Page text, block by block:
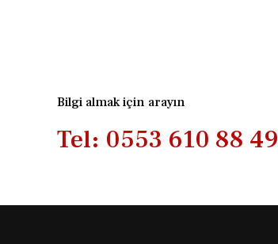
Bilgi almak için arayın
Tel: 0553 610 88 49